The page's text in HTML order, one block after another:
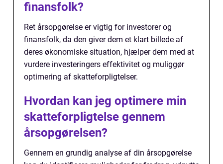
finansfolk?
Ret årsopgørelse er vigtig for investorer og
finansfolk, da den giver dem et klart billede af
deres økonomiske situation, hjælper dem med at
vurdere investeringers effektivitet og muliggør
optimering af skatteforpligtelser.
Hvordan kan jeg optimere min
skatteforpligtelse gennem
årsopgørelsen?
Gennem en grundig analyse af din årsopgørelse